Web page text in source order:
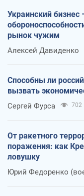
Украинский бизнес
рынок чужим
Алексей Давиденко
Способны ли
вызвать
Сергей Фурса 702
От ракетного
поражения: как
ловушку
Юрий Федоренко